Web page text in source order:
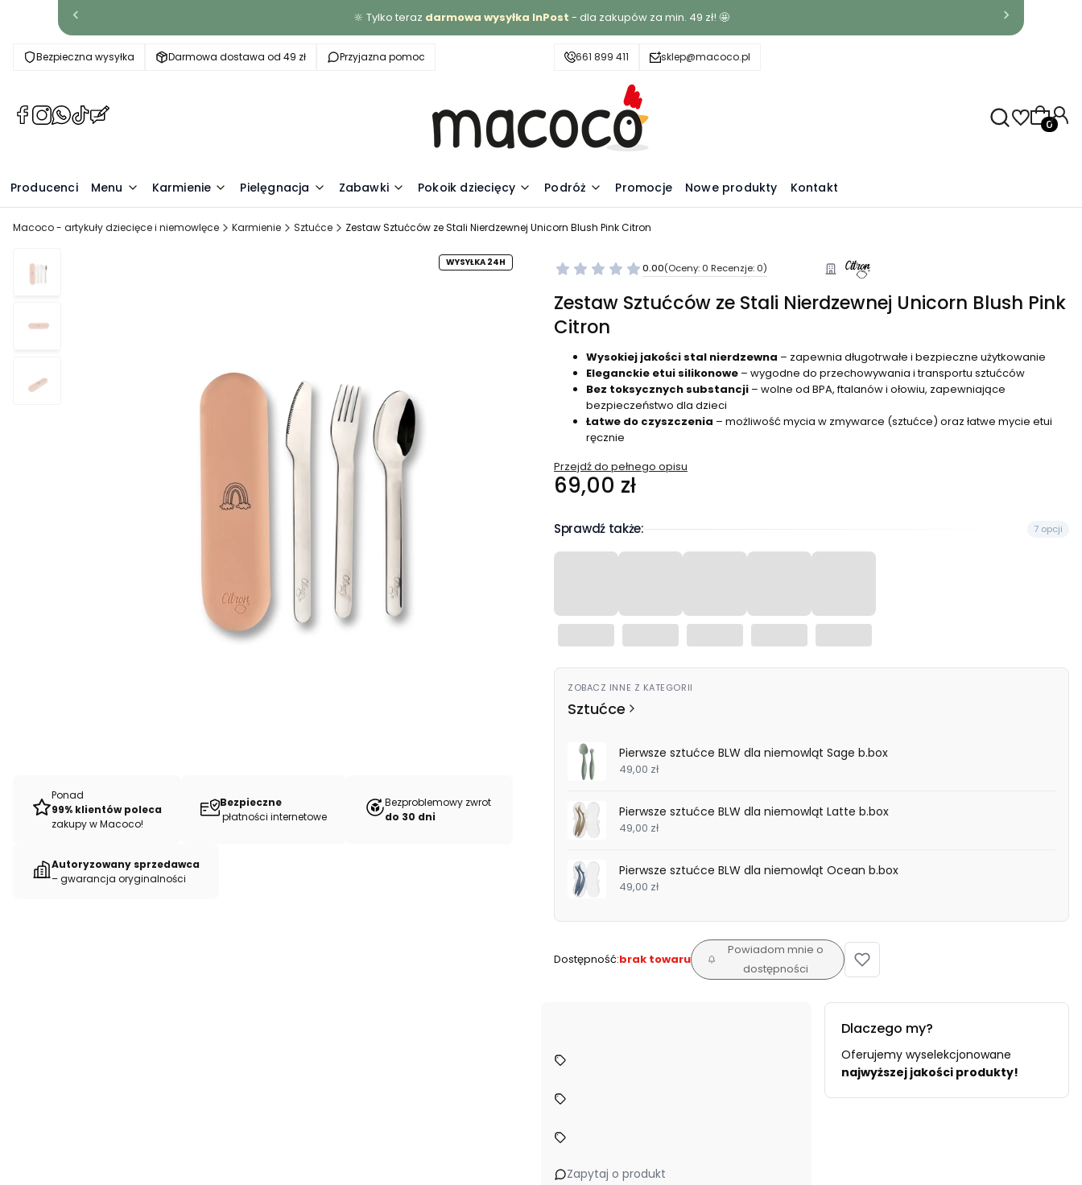
🔆 Tylko teraz darmowa wysyłka InPost - dla zakupów za min. 49 zł! 🤩
Bezpieczna wysyłka Darmowa dostawa od 49 zł Przyjazna pomoc 661 899 411 sklep@macoco.pl
(Otwiera
karcie)
(Otwiera
karcie)
(Otwiera
karcie)
(Otwiera
karcie)
(Otwiera
karcie)
Producenci Menu Karmienie Pielęgnacja Zabawki Pokoik dziecięcy Podróż Promocje Nowe produkty Kontakt
Macoco - artykuły dziecięce i niemowlęce Karmienie Sztućce Zestaw Sztućców ze Stali Nierdzewnej Unicorn Blush Pink Citron
Ponad
99% klientów poleca
zakupy w Macoco!
Bezpieczne
płatności internetowe
Bezproblemowy zwrot
do 30 dni
Autoryzowany sprzedawca
– gwarancja oryginalności
WYSYŁKA 24H 0.00(Oceny: 0 Recenzje: 0)
Zestaw Sztućców ze Stali Nierdzewnej Unicorn Blush Pink
Citron
Wysokiej jakości stal nierdzewna – zapewnia długotrwałe i bezpieczne użytkowanie
Eleganckie etui silikonowe – wygodne do przechowywania i transportu sztućców
Bez toksycznych substancji – wolne od BPA, ftalanów i ołowiu, zapewniające
bezpieczeństwo dla dzieci
Łatwe do czyszczenia – możliwość mycia w zmywarce (sztućce) oraz łatwe mycie etui
ręcznie
Przejdź do pełnego opisu
Cena
69,00 zł
Sprawdź także: 7 opcji
ZOBACZ INNE Z KATEGORII
Sztućce
Pierwsze sztućce BLW dla niemowląt Sage b.box
49,00 zł
Pierwsze sztućce BLW dla niemowląt Latte b.box
49,00 zł
Pierwsze sztućce BLW dla niemowląt Ocean b.box
49,00 zł
Dostępność:brak towaru
Powiadom mnie o
dostępności
Zapytaj o produkt
Dlaczego my?
Oferujemy wyselekcjonowane
najwyższej jakości produkty!